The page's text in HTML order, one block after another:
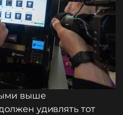
выше
удивлять тот